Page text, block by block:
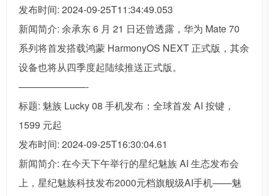
发布时间: 2024-09-25T11:34:49.053
新闻简介: 余承东 6 月 21 日还曾透露，华为 Mate 70
系列将首发搭载鸿蒙 HarmonyOS NEXT 正式版，其余
设备也将从四季度起陆续推送正式版。
———————-
标题: 魅族 Lucky 08 手机发布：全球首发 AI 按键，
1599 元起
发布时间: 2024-09-25T16:30:04.61
新闻简介: 在今天下午举行的星纪魅族 AI 生态发布会
上，星纪魅族科技发布2000元档旗舰级AI手机——魅